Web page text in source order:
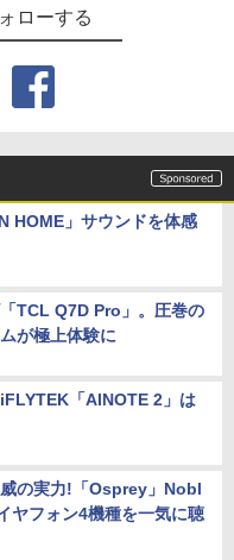
ローする
HOME」サウンドを体感
TCL Q7D Pro」。圧巻の
が極上体験に
「AINOTE 2」は
の実力!「Osprey」Nobl
ヤフォン4機種を一気に聴